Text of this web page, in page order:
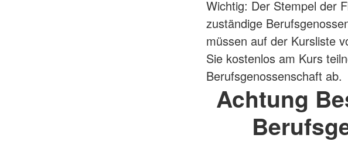
Wichtig: Der Stempel der
zuständige
müssen auf der Kursliste
Sie kostenlos am Kurs
Berufsgenossenschaft ab.
Achtung